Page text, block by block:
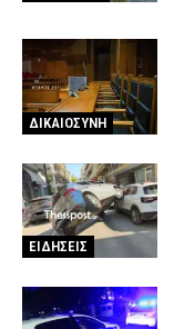
ΔΙΚΑΙΟΣΥΝΗ
ΕΙΔΗΣΕΙΣ